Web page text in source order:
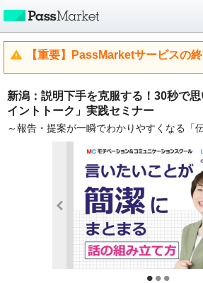
【重要】PassMarketサービスの
新潟：説明下手を克服する！30秒で
イントトーク」実践セミナー
～報告・提案が一瞬でわかりやすくなる「